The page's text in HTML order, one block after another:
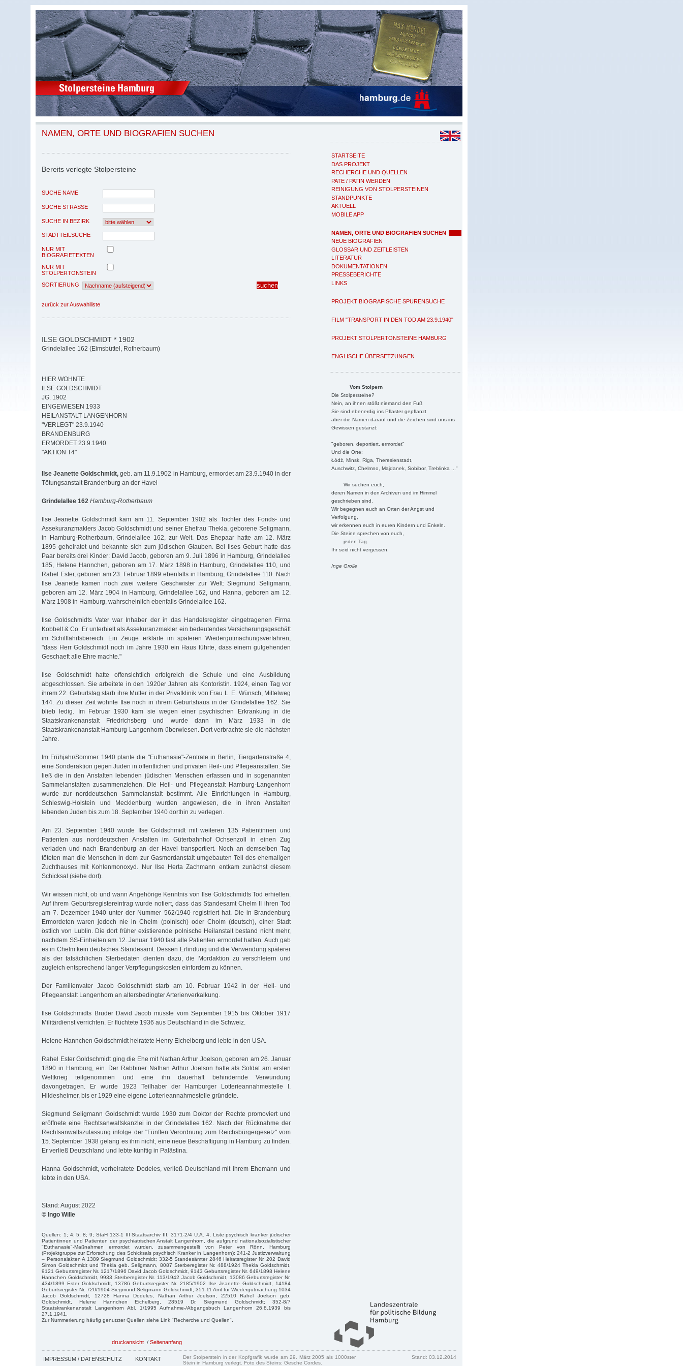
STARTSEITE
DAS PROJEKT
RECHERCHE UND QUELLEN
PATE / PATIN WERDEN
REINIGUNG VON STOLPERSTEINEN
STANDPUNKTE
AKTUELL
MOBILE APP
NAMEN, ORTE UND BIOGRAFIEN SUCHEN
NEUE BIOGRAFIEN
GLOSSAR UND ZEITLEISTEN
LITERATUR
DOKUMENTATIONEN
PRESSEBERICHTE
LINKS
PROJEKT BIOGRAFISCHE SPURENSUCHE
FILM "TRANSPORT IN DEN TOD AM 23.9.1940"
PROJEKT STOLPERTONSTEINE HAMBURG
ENGLISCHE ÜBERSETZUNGEN
Vom Stolpern
Die Stolpersteine?
Nein, an ihnen stößt niemand den Fuß
Sie sind ebenerdig ins Pflaster gepflanzt
aber die Namen darauf und die Zeichen sind uns ins
Gewissen gestanzt:
"geboren, deportiert, ermordet"
Und die Orte:
Łódź, Minsk, Riga, Theresienstadt,
Auschwitz, Chelmno, Majdanek, Sobibor, Treblinka ..."
Wir suchen euch,
deren Namen in den Archiven und im Himmel
geschrieben sind.
Wir begegnen euch an Orten der Angst und
Verfolgung,
wir erkennen euch in euren Kindern und Enkeln.
Die Steine sprechen von euch,
jeden Tag.
Ihr seid nicht vergessen.
Inge Grolle
NAMEN, ORTE UND BIOGRAFIEN SUCHEN
Bereits verlegte Stolpersteine
SUCHE NAME
SUCHE STRASSE
SUCHE IN BEZIRK
STADTTEILSUCHE
NUR MIT
BIOGRAFIETEXTEN
NUR MIT
STOLPERTONSTEIN
SORTIERUNG
zurück zur Auswahlliste
ILSE GOLDSCHMIDT * 1902
Grindelallee 162 (Eimsbüttel, Rotherbaum)
HIER WOHNTE
ILSE GOLDSCHMIDT
JG. 1902
EINGEWIESEN 1933
HEILANSTALT LANGENHORN
"VERLEGT" 23.9.1940
BRANDENBURG
ERMORDET 23.9.1940
"AKTION T4"
Ilse Jeanette Goldschmidt, geb. am 11.9.1902 in Hamburg, ermordet am 23.9.1940 in der
Tötungsanstalt Brandenburg an der Havel
Grindelallee 162 Hamburg-Rotherbaum
Ilse Jeanette Goldschmidt kam am 11. September 1902 als Tochter des Fonds- und
Assekuranzmaklers Jacob Goldschmidt und seiner Ehefrau Thekla, geborene Seligmann,
in Hamburg-Rotherbaum, Grindelallee 162, zur Welt. Das Ehepaar hatte am 12. März
1895 geheiratet und bekannte sich zum jüdischen Glauben. Bei Ilses Geburt hatte das
Paar bereits drei Kinder: David Jacob, geboren am 9. Juli 1896 in Hamburg, Grindelallee
185, Helene Hannchen, geboren am 17. März 1898 in Hamburg, Grindelallee 110, und
Rahel Ester, geboren am 23. Februar 1899 ebenfalls in Hamburg, Grindelallee 110. Nach
Ilse Jeanette kamen noch zwei weitere Geschwister zur Welt: Siegmund Seligmann,
geboren am 12. März 1904 in Hamburg, Grindelallee 162, und Hanna, geboren am 12.
März 1908 in Hamburg, wahrscheinlich ebenfalls Grindelallee 162.
Ilse Goldschmidts Vater war Inhaber der in das Handelsregister eingetragenen Firma
Kobbelt & Co. Er unterhielt als Assekuranzmakler ein bedeutendes Versicherungsgeschäft
im Schifffahrtsbereich. Ein Zeuge erklärte im späteren Wiedergutmachungsverfahren,
"dass Herr Goldschmidt noch im Jahre 1930 ein Haus führte, dass einem gutgehenden
Geschaeft alle Ehre machte."
Ilse Goldschmidt hatte offensichtlich erfolgreich die Schule und eine Ausbildung
abgeschlossen. Sie arbeitete in den 1920er Jahren als Kontoristin. 1924, einen Tag vor
ihrem 22. Geburtstag starb ihre Mutter in der Privatklinik von Frau L. E. Wünsch, Mittelweg
144. Zu dieser Zeit wohnte Ilse noch in ihrem Geburtshaus in der Grindelallee 162. Sie
blieb ledig. Im Februar 1930 kam sie wegen einer psychischen Erkrankung in die
Staatskrankenanstalt Friedrichsberg und wurde dann im März 1933 in die
Staatskrankenanstalt Hamburg-Langenhorn überwiesen. Dort verbrachte sie die nächsten
Jahre.
Im Frühjahr/Sommer 1940 plante die "Euthanasie"-Zentrale in Berlin, Tiergartenstraße 4,
eine Sonderaktion gegen Juden in öffentlichen und privaten Heil- und Pflegeanstalten. Sie
ließ die in den Anstalten lebenden jüdischen Menschen erfassen und in sogenannten
Sammelanstalten zusammenziehen. Die Heil- und Pflegeanstalt Hamburg-Langenhorn
wurde zur norddeutschen Sammelanstalt bestimmt. Alle Einrichtungen in Hamburg,
Schleswig-Holstein und Mecklenburg wurden angewiesen, die in ihren Anstalten
lebenden Juden bis zum 18. September 1940 dorthin zu verlegen.
Am 23. September 1940 wurde Ilse Goldschmidt mit weiteren 135 Patientinnen und
Patienten aus norddeutschen Anstalten im Güterbahnhof Ochsenzoll in einen Zug
verladen und nach Brandenburg an der Havel transportiert. Noch an demselben Tag
töteten man die Menschen in dem zur Gasmordanstalt umgebauten Teil des ehemaligen
Zuchthauses mit Kohlenmonoxyd. Nur Ilse Herta Zachmann entkam zunächst diesem
Schicksal (siehe dort).
Wir wissen nicht, ob und wann Angehörige Kenntnis von Ilse Goldschmidts Tod erhielten.
Auf ihrem Geburtsregistereintrag wurde notiert, dass das Standesamt Chelm II ihren Tod
am 7. Dezember 1940 unter der Nummer 562/1940 registriert hat. Die in Brandenburg
Ermordeten waren jedoch nie in Chelm (polnisch) oder Cholm (deutsch), einer Stadt
östlich von Lublin. Die dort früher existierende polnische Heilanstalt bestand nicht mehr,
nachdem SS-Einheiten am 12. Januar 1940 fast alle Patienten ermordet hatten. Auch gab
es in Chelm kein deutsches Standesamt. Dessen Erfindung und die Verwendung späterer
als der tatsächlichen Sterbedaten dienten dazu, die Mordaktion zu verschleiern und
zugleich entsprechend länger Verpflegungskosten einfordern zu können.
Der Familienvater Jacob Goldschmidt starb am 10. Februar 1942 in der Heil- und
Pflegeanstalt Langenhorn an altersbedingter Arterienverkalkung.
Ilse Goldschmidts Bruder David Jacob musste vom September 1915 bis Oktober 1917
Militärdienst verrichten. Er flüchtete 1936 aus Deutschland in die Schweiz.
Helene Hannchen Goldschmidt heiratete Henry Eichelberg und lebte in den USA.
Rahel Ester Goldschmidt ging die Ehe mit Nathan Arthur Joelson, geboren am 26. Januar
1890 in Hamburg, ein. Der Rabbiner Nathan Arthur Joelson hatte als Soldat am ersten
Weltkrieg teilgenommen und eine ihn dauerhaft behindernde Verwundung
davongetragen. Er wurde 1923 Teilhaber der Hamburger Lotterieannahmestelle I.
Hildesheimer, bis er 1929 eine eigene Lotterieannahmestelle gründete.
Siegmund Seligmann Goldschmidt wurde 1930 zum Doktor der Rechte promoviert und
eröffnete eine Rechtsanwaltskanzlei in der Grindelallee 162. Nach der Rücknahme der
Rechtsanwaltszulassung infolge der "Fünften Verordnung zum Reichsbürgergesetz" vom
15. September 1938 gelang es ihm nicht, eine neue Beschäftigung in Hamburg zu finden.
Er verließ Deutschland und lebte künftig in Palästina.
Hanna Goldschmidt, verheiratete Dodeles, verließ Deutschland mit ihrem Ehemann und
lebte in den USA.
Stand: August 2022
© Ingo Wille
Quellen: 1; 4; 5; 8; 9; StaH 133-1 III Staatsarchiv III, 3171-2/4 U.A. 4, Liste psychisch kranker jüdischer
Patientinnen und Patienten der psychiatrischen Anstalt Langenhorn, die aufgrund nationalsozialistischer
"Euthanasie"-Maßnahmen ermordet wurden, zusammengestellt von Peter von Rönn, Hamburg
(Projektgruppe zur Erforschung des Schicksals psychisch Kranker in Langenhorn); 241-2 Justizverwaltung
– Personalakten A 1389 Siegmund Goldschmidt; 332-5 Standesämter 2846 Heiratsregister Nr. 202 David
Simon Goldschmidt und Thekla geb. Seligmann, 8087 Sterberegister Nr. 488/1924 Thekla Goldschmidt,
9121 Geburtsregister Nr. 1217/1896 David Jacob Goldschmidt, 9143 Geburtsregister Nr. 649/1898 Helene
Hannchen Goldschmidt, 9933 Sterberegister Nr. 113/1942 Jacob Goldschmidt, 13086 Geburtsregister Nr.
434/1899 Ester Goldschmidt, 13786 Geburtsregister Nr. 2185/1902 Ilse Jeanette Goldschmidt, 14184
Geburtsregister Nr. 720/1904 Siegmund Seligmann Goldschmidt; 351-11 Amt für Wiedergutmachung 1034
Jacob Goldschmidt, 12728 Hanna Dodeles, Nathan Arthur Joelson, 22510 Rahel Joelson geb.
Goldschmidt, Helene Hannchen Eichelberg, 28519 Dr. Siegmund Goldschmidt; 352-8/7
Staatskrankenanstalt Langenhorn Abl. 1/1995 Aufnahme-/Abgangsbuch Langenhorn 26.8.1939 bis
27.1.1941.
Zur Nummerierung häufig genutzter Quellen siehe Link "Recherche und Quellen".
druckansicht / Seitenanfang
IMPRESSUM / DATENSCHUTZ KONTAKT
Der Stolperstein in der Kopfgrafik wurde am 29. März 2005 als 1000ster
Stein in Hamburg verlegt. Foto des Steins: Gesche Cordes.
Stand: 03.12.2014